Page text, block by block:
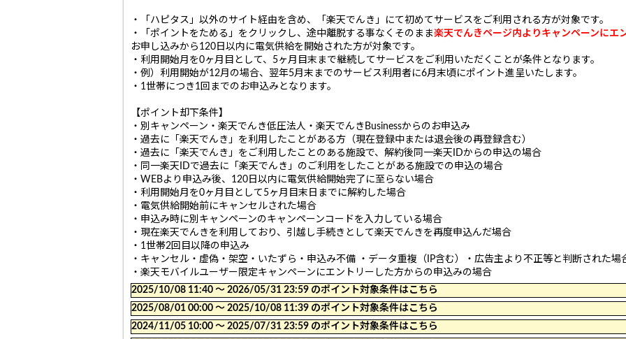
・「ハピタス」以外のサイト経由を含め、「楽天でんき」にて初めてサービスをご利用される方が対象です。
・「ポイントをためる」をクリックし、途中離脱する事なくそのまま楽天でんきページ内よりキャンペーンにエ
お申し込みから120日以内に電気供給を開始された方が対象です。
・利用開始月を0ヶ月目として、5ヶ月目末まで継続してサービスをご利用いただくことが条件となります。
・例）利用開始が12月の場合、翌年5月末までのサービス利用者に6月末頃にポイント進呈いたします。
・1世帯につき1回までのお申込みとなります。
【ポイント却下条件】
・別キャンペーン・楽天でんき低圧法人・楽天でんきBusinessからのお申込み
・過去に「楽天でんき」を利用したことがある方（現在登録中または退会後の再登録含む）
・過去に「楽天でんき」をご利用したことのある施設で、解約後同一楽天IDからの申込の場合
・同一楽天IDで過去に「楽天でんき」のご利用をしたことがある施設での申込の場合
・WEBより申込み後、120日以内に電気供給開始完了に至らない場合
・利用開始月を0ヶ月目として5ヶ月目末日までに解約した場合
・電気供給開始前にキャンセルされた場合
・申込み時に別キャンペーンのキャンペーンコードを入力している場合
・現在楽天でんきを利用しており、引越し手続きとして楽天でんきを再度申込んだ場合
・1世帯2回目以降の申込み
・キャンセル・虚偽・架空・いたずら・申込み不備 ・データ重複（IP含む）・広告主より不正等と判断された場
・楽天モバイルユーザー限定キャンペーンにエントリーした方からの申込みの場合
2025/10/08 11:40 〜 2026/05/31 23:59 のポイント対象条件はこちら
2025/08/01 00:00 〜 2025/10/08 11:39 のポイント対象条件はこちら
2024/11/05 10:00 〜 2025/07/31 23:59 のポイント対象条件はこちら